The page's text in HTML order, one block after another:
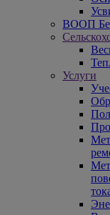
ВООП
Услуги